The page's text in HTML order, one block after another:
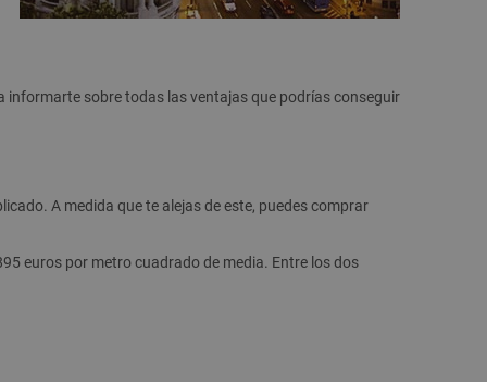
informarte sobre todas las ventajas que podrías conseguir
A medida que te alejas de este, puedes comprar
euros por metro cuadrado de media. Entre los dos